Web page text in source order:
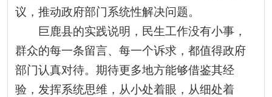
议，推动政府部门系统性解决问题。
巨鹿县的实践说明，民生工作没有小事，
群众的每一条留言、每一个诉求，都值得政府
部门认真对待。期待更多地方能够借鉴其经
验，发挥系统思维，从小处着眼，从细处着